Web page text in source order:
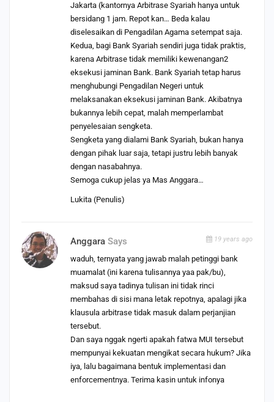
Jakarta (kantornya Arbitrase Syariah hanya untuk
bersidang 1 jam. Repot kan… Beda kalau
diselesaikan di Pengadilan Agama setempat saja.
Kedua, bagi Bank Syariah sendiri juga tidak praktis,
karena Arbitrase tidak memiliki kewenangan2
eksekusi jaminan Bank. Bank Syariah tetap harus
menghubungi Pengadilan Negeri untuk
melaksanakan eksekusi jaminan Bank. Akibatnya
bukannya lebih cepat, malah memperlambat
penyelesaian sengketa.
Sengketa yang dialami Bank Syariah, bukan hanya
dengan pihak luar saja, tetapi justru lebih banyak
dengan nasabahnya.
Semoga cukup jelas ya Mas Anggara…
Lukita (Penulis)
Anggara Says 19 years ago
waduh, ternyata yang jawab malah petinggi bank
muamalat (ini karena tulisannya yaa pak/bu),
maksud saya tadinya tulisan ini tidak rinci
membahas di sisi mana letak repotnya, apalagi jika
klausula arbitrase tidak masuk dalam perjanjian
tersebut.
Dan saya nggak ngerti apakah fatwa MUI tersebut
mempunyai kekuatan mengikat secara hukum? Jika
iya, lalu bagaimana bentuk implementasi dan
enforcementnya. Terima kasin untuk infonya